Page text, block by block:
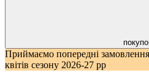
Приймаємо попередні
квітів сезону 2026-27 рр